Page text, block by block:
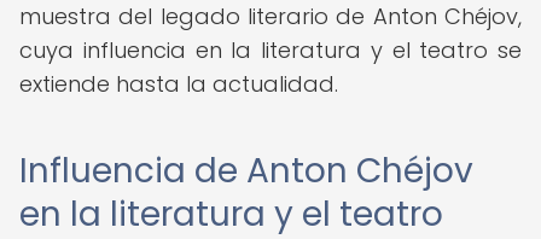
muestra del legado literario de Anton Chéjov,
cuya influencia en la literatura y el teatro se
extiende hasta la actualidad.
Influencia de Anton Chéjov
en la literatura y el teatro